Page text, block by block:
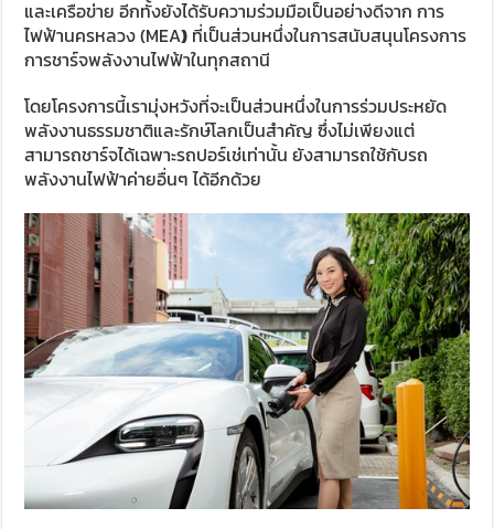
และเครือข่าย อีกทั้งยังได้รับความร่วมมือเป็นอย่างดีจาก การ
ไฟฟ้านครหลวง (MEA) ที่เป็นส่วนหนึ่งในการสนับสนุนโครงการ
การชาร์จพลังงานไฟฟ้าในทุกสถานี
โดยโครงการนี้เรามุ่งหวังที่จะเป็นส่วนหนึ่งในการร่วมประหยัด
พลังงานธรรมชาติและรักษ์โลกเป็นสำคัญ ซึ่งไม่เพียงแต่
สามารถชาร์จได้เฉพาะรถปอร์เช่เท่านั้น ยังสามารถใช้กับรถ
พลังงานไฟฟ้าค่ายอื่นๆ ได้อีกด้วย